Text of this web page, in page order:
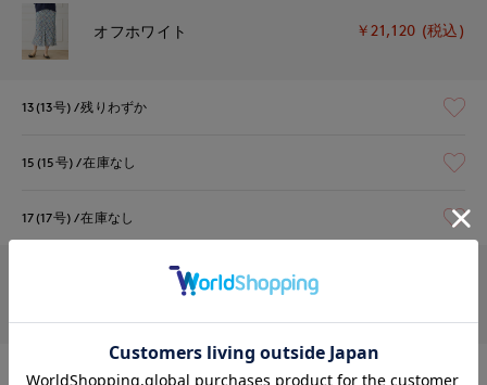
オフホワイト ￥21,120 (税込)
13(13号) 残りわずか
15(15号) 在庫なし
17(17号) 在庫なし
13(13号) 残りわずか